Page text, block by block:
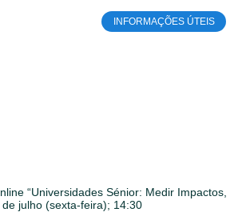
INFORMAÇÕES ÚTEIS
“Universidades Sénior: Medir Impactos,
julho (sexta-feira); 14:30